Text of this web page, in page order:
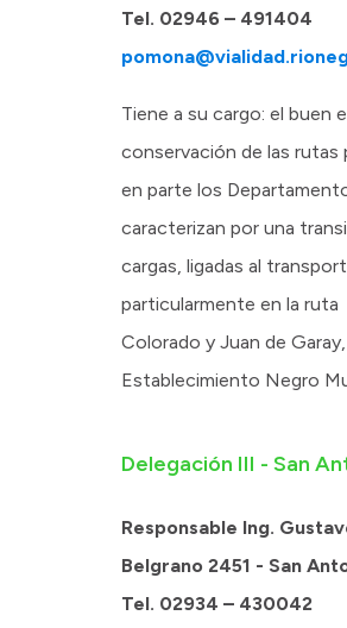
Tel. 02946 – 491404
Tiene a su cargo: el buen
conservación de las rutas
en parte los
caracterizan por una
cargas, ligadas al
particularmente en la ruta
Colorado y Juan de
Establecimiento Negro
Delegación III - San
Responsable Ing.
Belgrano 2451 - San
Tel. 02934 – 430042